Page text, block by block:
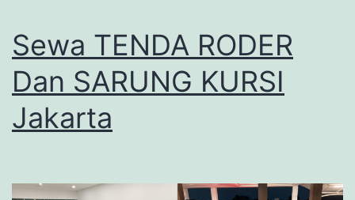
Sewa TENDA RODER
Dan SARUNG KURSI
Jakarta